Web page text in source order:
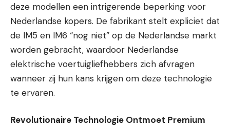
deze modellen een intrigerende beperking voor
Nederlandse kopers. De fabrikant stelt expliciet dat
de IM5 en IM6 “nog niet” op de Nederlandse markt
worden gebracht, waardoor Nederlandse
elektrische voertuigliefhebbers zich afvragen
wanneer zij hun kans krijgen om deze technologie
te ervaren.
Revolutionaire Technologie Ontmoet Premium